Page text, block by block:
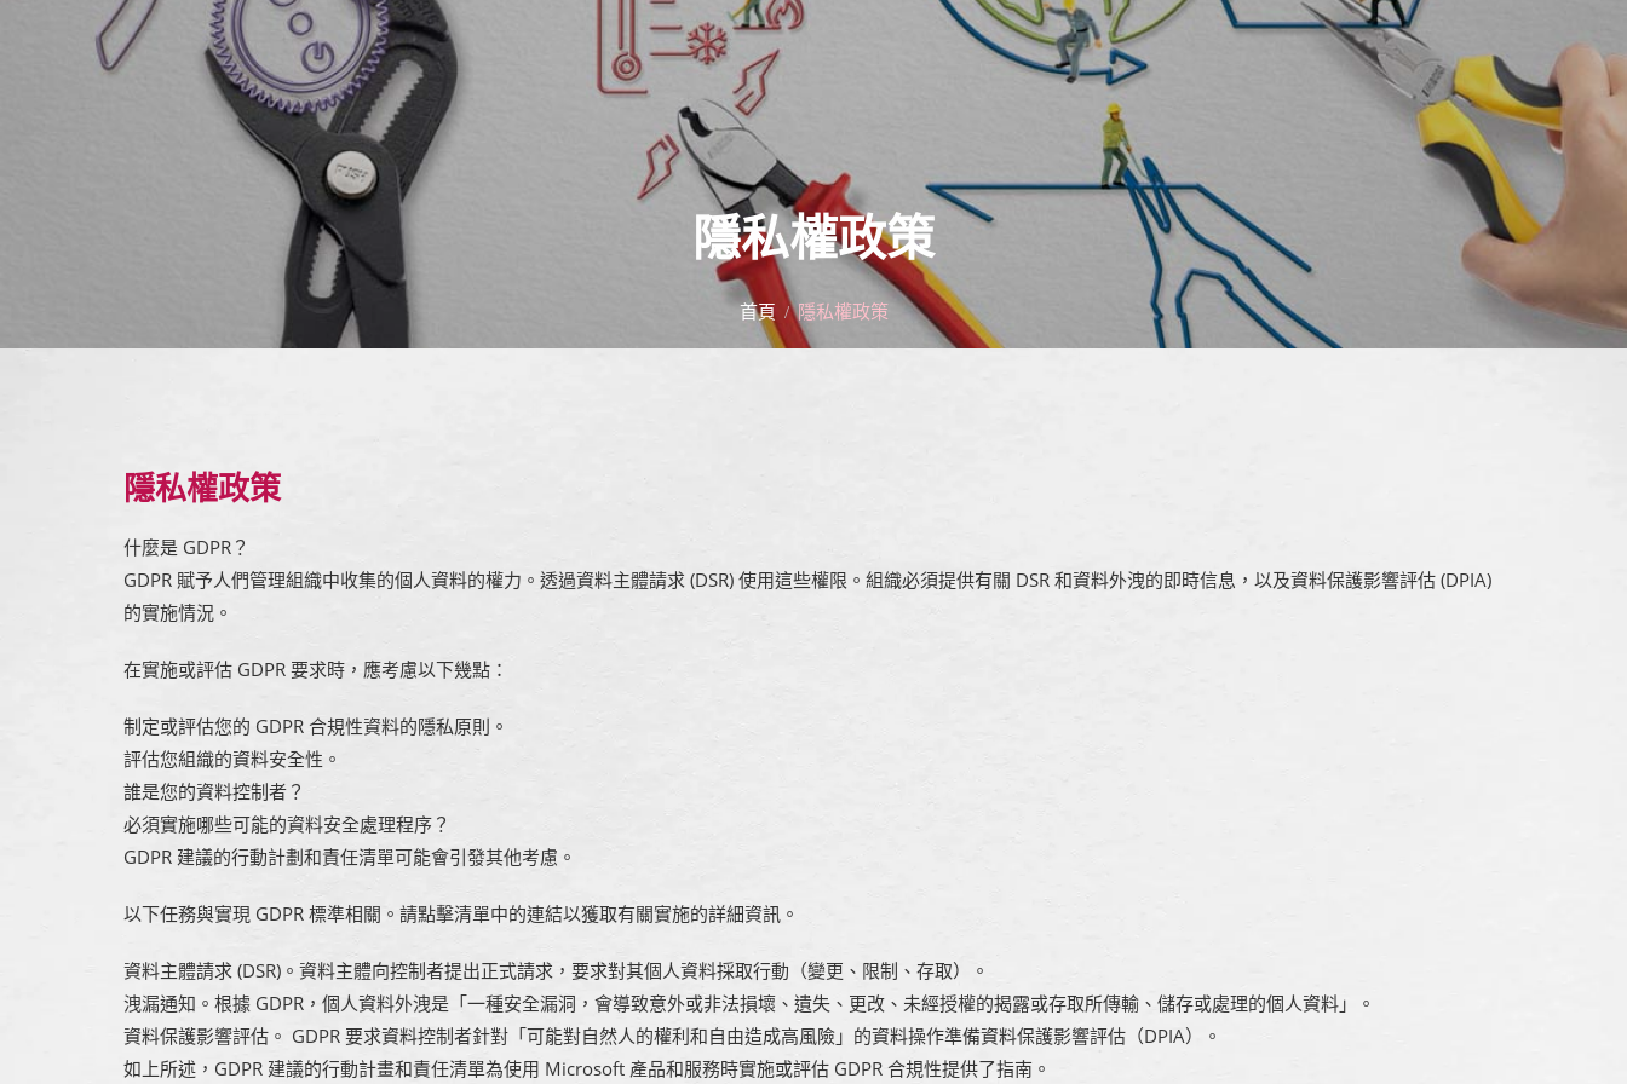
隱私權政策
首頁 隱私權政策
隱私權政策
什麼是 GDPR？
GDPR 賦予人們管理組織中收集的個人資料的權力。透過資料主體請求 (DSR) 使用這些權限。組織必須提供有關 DSR 和資料外洩的即時信息，以及資料保護影響評估 (DPIA)
的實施情況。
在實施或評估 GDPR 要求時，應考慮以下幾點：
制定或評估您的 GDPR 合規性資料的隱私原則。
評估您組織的資料安全性。
誰是您的資料控制者？
必須實施哪些可能的資料安全處理程序？
GDPR 建議的行動計劃和責任清單可能會引發其他考慮。
以下任務與實現 GDPR 標準相關。請點擊清單中的連結以獲取有關實施的詳細資訊。
資料主體請求 (DSR)。資料主體向控制者提出正式請求，要求對其個人資料採取行動（變更、限制、存取）。
洩漏通知。根據 GDPR，個人資料外洩是「一種安全漏洞，會導致意外或非法損壞、遺失、更改、未經授權的揭露或存取所傳輸、儲存或處理的個人資料」。
資料保護影響評估。 GDPR 要求資料控制者針對「可能對自然人的權利和自由造成高風險」的資料操作準備資料保護影響評估（DPIA）。
如上所述，GDPR 建議的行動計畫和責任清單為使用 Microsoft 產品和服務時實施或評估 GDPR 合規性提供了指南。